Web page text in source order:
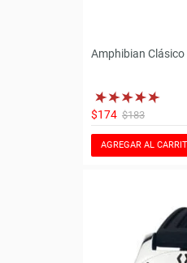
Amphibian
$174 $183
AGREGAR AL